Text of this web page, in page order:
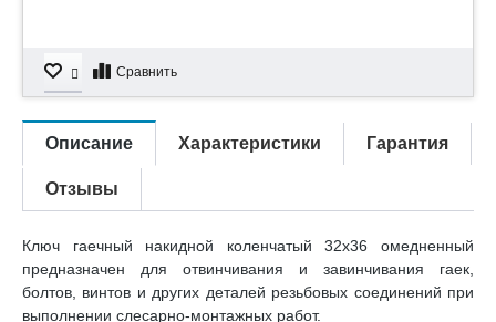
Сравнить
Описание Характеристики Гарантия
Отзывы
Ключ гаечный накидной коленчатый 32х36 омедненный
предназначен для отвинчивания и завинчивания гаек,
болтов, винтов и других деталей резьбовых соединений при
выполнении слесарно-монтажных работ.